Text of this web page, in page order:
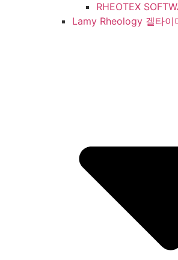
RHEOTEX
Lamy Rheology 겔타이